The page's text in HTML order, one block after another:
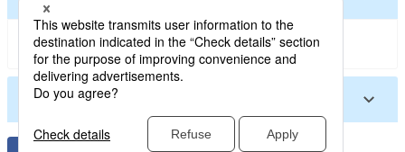
니다.
이스탄불이즈미르앙카라안탈리아
터키 기타 도시
카이세리아다나 네브셰히르 시르나크